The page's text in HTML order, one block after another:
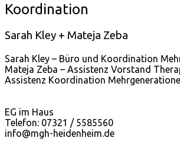
Koordination
Sarah Kley + Mateja Zeba
Sarah Kley – Büro und Koordination
Mateja Zeba – Assistenz Vorstand
Assistenz Koordination
EG im Haus
Telefon: 07321 / 5585560
info@mgh-heidenheim.de